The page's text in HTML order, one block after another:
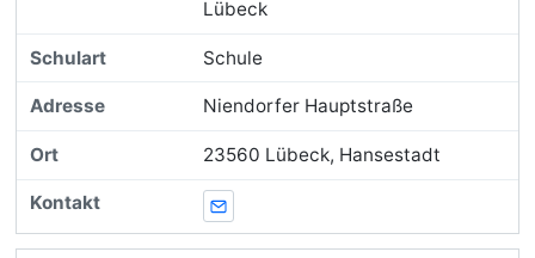
Lübeck
Schule
Niendorfer Hauptstraße
23560 Lübeck, Hansestadt
E-Mail